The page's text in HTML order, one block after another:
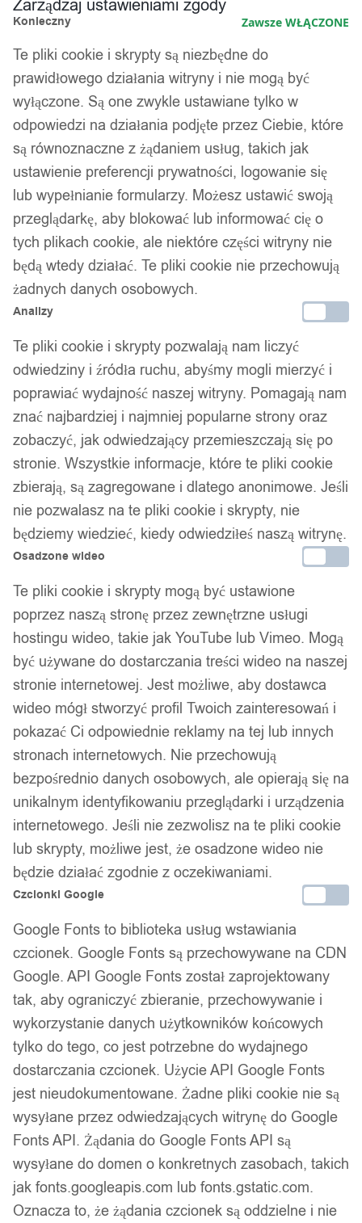
/ 7
Obrączka pierścionek
wolfram biżuteria wolfring
srebrna eu22 us10
89,99zł
Darmowa dostawa od 90 zł
Dostawa w 24h
Zamówienia złożone do 14:00 wysyłamy tego samego dnia.
Dostawa w 24h
Zamówienia złożone do 14:00 wysyłamy tego samego dnia.
Kod produktu:R17-22/19
Niedostępny
Zarządzaj ustawieniami zgody
Konieczny Zawsze WŁĄCZONE
Te pliki cookie i skrypty są niezbędne do
prawidłowego działania witryny i nie mogą być
wyłączone. Są one zwykle ustawiane tylko w
odpowiedzi na działania podjęte przez Ciebie, które
są równoznaczne z żądaniem usług, takich jak
ustawienie preferencji prywatności, logowanie się
lub wypełnianie formularzy. Możesz ustawić swoją
przeglądarkę, aby blokować lub informować cię o
tych plikach cookie, ale niektóre części witryny nie
będą wtedy działać. Te pliki cookie nie przechowują
żadnych danych osobowych.
Analizy
Te pliki cookie i skrypty pozwalają nam liczyć
odwiedziny i źródła ruchu, abyśmy mogli mierzyć i
poprawiać wydajność naszej witryny. Pomagają nam
znać najbardziej i najmniej popularne strony oraz
zobaczyć, jak odwiedzający przemieszczają się po
stronie. Wszystkie informacje, które te pliki cookie
zbierają, są zagregowane i dlatego anonimowe. Jeśli
nie pozwalasz na te pliki cookie i skrypty, nie
będziemy wiedzieć, kiedy odwiedziłeś naszą witrynę.
Osadzone wideo
Te pliki cookie i skrypty mogą być ustawione
poprzez naszą stronę przez zewnętrzne usługi
hostingu wideo, takie jak YouTube lub Vimeo. Mogą
być używane do dostarczania treści wideo na naszej
stronie internetowej. Jest możliwe, aby dostawca
wideo mógł stworzyć profil Twoich zainteresowań i
pokazać Ci odpowiednie reklamy na tej lub innych
stronach internetowych. Nie przechowują
bezpośrednio danych osobowych, ale opierają się na
unikalnym identyfikowaniu przeglądarki i urządzenia
internetowego. Jeśli nie zezwolisz na te pliki cookie
lub skrypty, możliwe jest, że osadzone wideo nie
będzie działać zgodnie z oczekiwaniami.
Czcionki Google
Google Fonts to biblioteka usług wstawiania
czcionek. Google Fonts są przechowywane na CDN
Google. API Google Fonts został zaprojektowany
tak, aby ograniczyć zbieranie, przechowywanie i
wykorzystanie danych użytkowników końcowych
tylko do tego, co jest potrzebne do wydajnego
dostarczania czcionek. Użycie API Google Fonts
jest nieudokumentowane. Żadne pliki cookie nie są
wysyłane przez odwiedzających witrynę do Google
Fonts API. Żądania do Google Fonts API są
wysyłane do domen o konkretnych zasobach, takich
jak fonts.googleapis.com lub fonts.gstatic.com.
Oznacza to, że żądania czcionek są oddzielne i nie